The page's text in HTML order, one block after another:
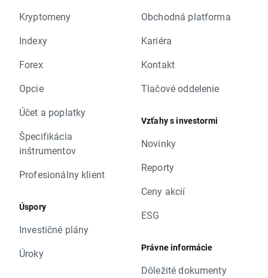
Kryptomeny
Indexy
Forex
Opcie
Účet a poplatky
Špecifikácia
inštrumentov
Profesionálny klient
Úspory
Investičné plány
Úroky
Obchodná platforma
Kariéra
Kontakt
Tlačové oddelenie
Vzťahy s investormi
Novinky
Reporty
Ceny akcií
ESG
Právne informácie
Dôležité dokumenty